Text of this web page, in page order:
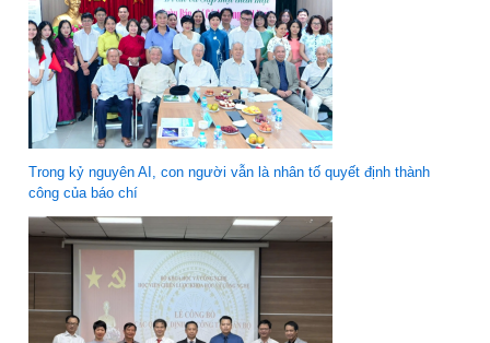
Trong kỷ nguyên AI, con người vẫn là nhân tố quyết định thành
công của báo chí